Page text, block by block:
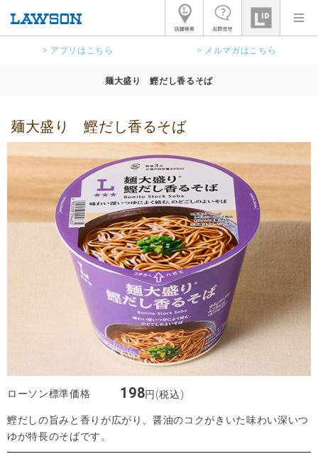
> アプリはこちら > メルマガはこちら
麺大盛り 鰹だし香るそば
麺大盛り 鰹だし香るそば
ローソン標準価格 198円(税込)
鰹だしの旨みと香りが広がり、醤油のコクがきいた味わい深いつ
ゆが特長のそばです。